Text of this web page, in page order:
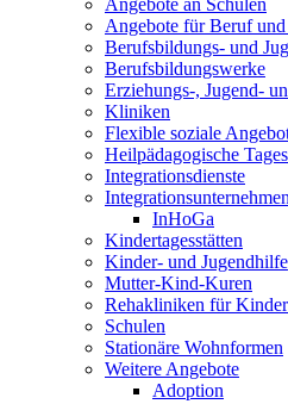
Angebote an Schulen
Angebote für Beruf
Berufsbildungs- und
Berufsbildungswerke
Erziehungs-, Jugend-
Kliniken
Flexible soziale
Heilpädagogische
Integrationsdienste
Integrationsunternehmen
InHoGa
Kindertagesstätten
Kinder- und Jugendhilfe
Mutter-Kind-Kuren
Rehakliniken für
Schulen
Stationäre Wohnformen
Weitere Angebote
Adoption